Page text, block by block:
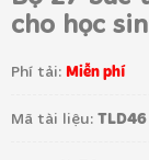
cho học
Phí tải: Miễn phí
Mã tài liệu: TLD46